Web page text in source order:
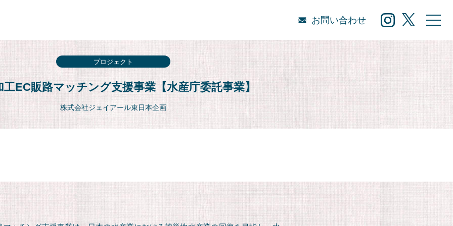
お問い合わせ
プロジェクト
工EC販路マッチング支援事業【水産庁委託事業】
株式会社ジェイアール東日本企画